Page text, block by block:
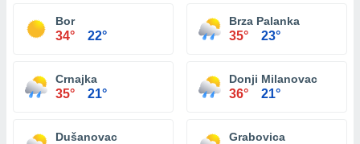
Bor
34° 22°
Brza Palanka
35° 23°
Crnajka
35° 21°
Donji Milanovac
36° 21°
Dušanovac Grabovica